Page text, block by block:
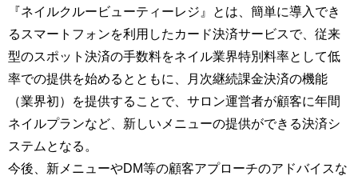
『ネイルクルービューティーレジ』とは、簡単に導入でき
るスマートフォンを利用したカード決済サービスで、従来
型のスポット決済の手数料をネイル業界特別料率として低
率での提供を始めるとともに、月次継続課金決済の機能
（業界初）を提供することで、サロン運営者が顧客に年間
ネイルプランなど、新しいメニューの提供ができる決済シ
ステムとなる。
今後、新メニューやDM等の顧客アプローチのアドバイスな